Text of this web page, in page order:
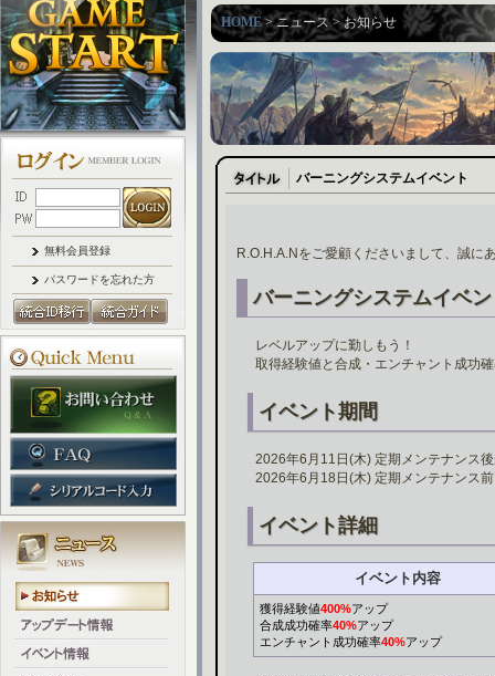
無料会員登録
パスワードを忘れた方
HOME> ニュース > お知らせ
バーニングシステムイベント
R.O.H.A.Nをご愛顧くださいまして、誠に
バーニングシステムイベ
レベルアップに勤しもう！
取得経験値と合成・エンチャント成功
イベント期間
2026年6月11日(木) 定期メンテナンス
2026年6月18日(木) 定期メンテナンス
イベント詳細
イベント内容
獲得経験値400%アップ
合成成功確率40%アップ
エンチャント成功確率40%アップ